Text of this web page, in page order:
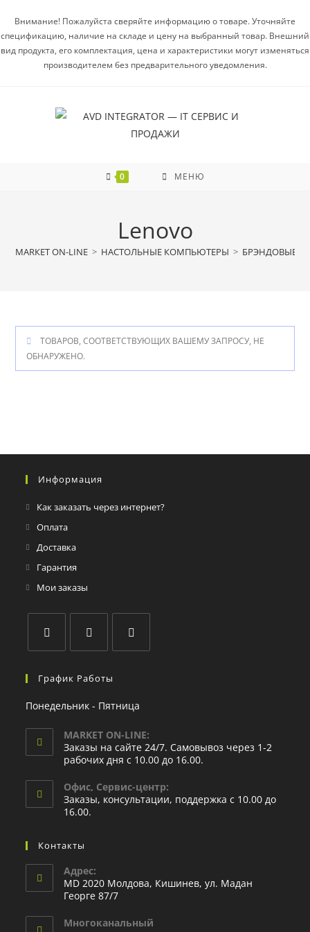
Внимание! Пожалуйста сверяйте информацию о товаре. Уточняйте
спецификацию, наличие на складе и цену на выбранный товар. Внешний
вид продукта, его комплектация, цена и характеристики могут изменяться
производителем без предварительного уведомления.
0 МЕНЮ
Lenovo
МАRКЕТ ON-LINE > НАСТОЛЬНЫЕ КОМПЬЮТЕРЫ >
ТОВАРОВ, СООТВЕТСТВУЮЩИХ ВАШЕМУ ЗАПРОСУ, НЕ
ОБНАРУЖЕНО.
Информация
Как заказать через интернет?
Оплата
Доставка
Гарантия
Мои заказы
График Работы
Понедельник - Пятница
MARKET ON-LINE:
Заказы на сайте 24/7. Самовывоз через 1-2
рабочих дня с 10.00 до 16.00.
Офис, Сервис-центр:
Заказы, консультации, поддержка с 10.00 до
16.00.
Контакты
Адрес:
MD 2020 Молдова, Кишинев, ул. Мадан
Георге 87/7
Многоканальный